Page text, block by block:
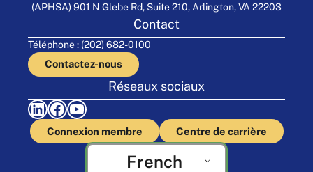
(APHSA) 901 N Glebe Rd, Suite 210, Arlington, VA 22203
Contact
Téléphone : (202) 682-0100
Contactez-nous
Réseaux sociaux
LinkedIn Facebook YouTube
Connexion membre Centre de carrière
French